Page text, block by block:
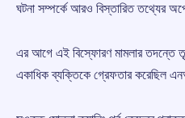
ঘটনা সম্পর্কে আরও বিস্তারিত তথ্যের
এর আগে এই বিস্ফোরণ মামলার তদন্তে
একাধিক ব্যক্তিকে গ্রেফতার করেছিল